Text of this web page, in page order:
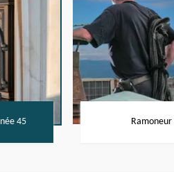
45 Ramoneur